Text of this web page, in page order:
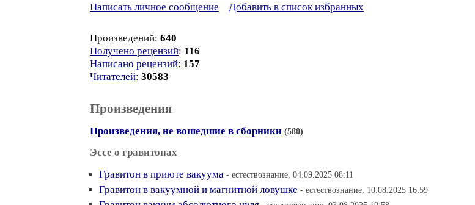
Написать личное сообщение Добавить в список избранных
Произведений: 640
Получено рецензий: 116
Написано рецензий: 157
Читателей: 30583
Произведения
Произведения, не вошедшие в сборники (580)
Эссе о гравитонах
Гравитон в приюте вакуума - естествознание, 04.09.2025 08:11
Гравитон в вакуумной и магнитной ловушке - естествознание, 10.08.2025 16:59